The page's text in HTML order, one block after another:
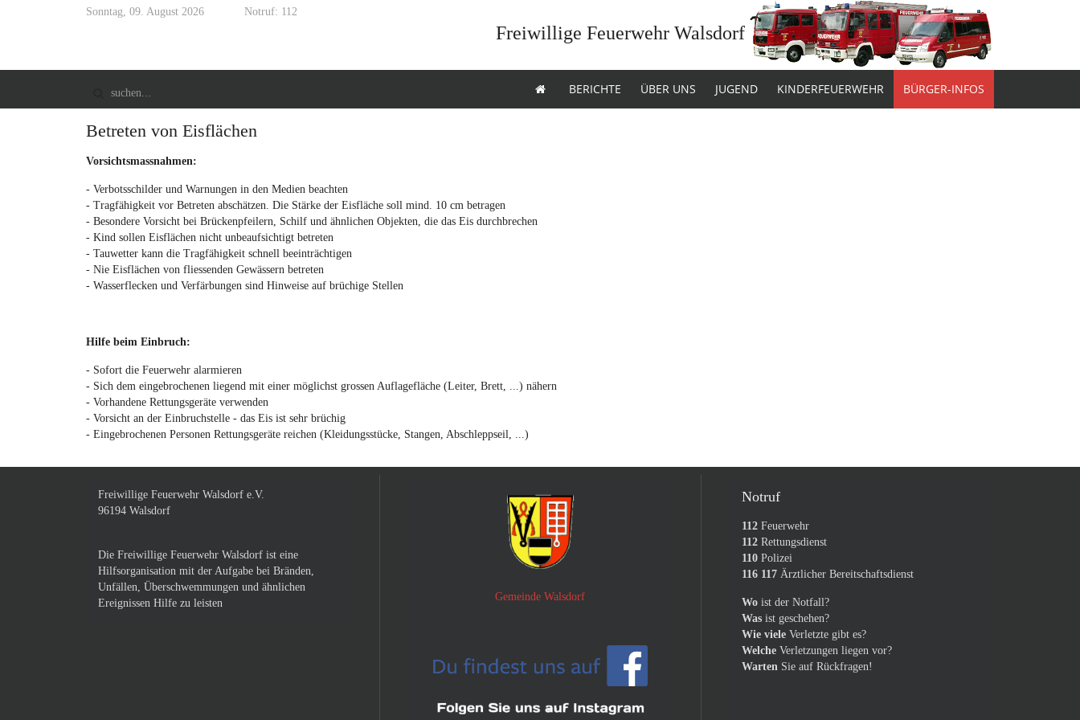
Sonntag, 09. August 2026 Notruf: 112
Freiwillige Feuerwehr Walsdorf
BERICHTE ÜBER UNS JUGEND KINDERFEUERWEHR BÜRGER-INFOS
Betreten von Eisflächen
Vorsichtsmassnahmen:
- Verbotsschilder und Warnungen in den Medien beachten
- Tragfähigkeit vor Betreten abschätzen. Die Stärke der Eisfläche soll mind. 10 cm betragen
- Besondere Vorsicht bei Brückenpfeilern, Schilf und ähnlichen Objekten, die das Eis durchbrechen
- Kind sollen Eisflächen nicht unbeaufsichtigt betreten
- Tauwetter kann die Tragfähigkeit schnell beeinträchtigen
- Nie Eisflächen von fliessenden Gewässern betreten
- Wasserflecken und Verfärbungen sind Hinweise auf brüchige Stellen
Hilfe beim Einbruch:
- Sofort die Feuerwehr alarmieren
- Sich dem eingebrochenen liegend mit einer möglichst grossen Auflagefläche (Leiter, Brett, ...) nähern
- Vorhandene Rettungsgeräte verwenden
- Vorsicht an der Einbruchstelle - das Eis ist sehr brüchig
- Eingebrochenen Personen Rettungsgeräte reichen (Kleidungsstücke, Stangen, Abschleppseil, ...)
Freiwillige Feuerwehr Walsdorf e.V.
96194 Walsdorf
Die Freiwillige Feuerwehr Walsdorf ist eine
Hilfsorganisation mit der Aufgabe bei Bränden,
Unfällen, Überschwemmungen und ähnlichen
Ereignissen Hilfe zu leisten
Gemeinde Walsdorf
Notruf
112Feuerwehr
112Rettungsdienst
110Polizei
116 117Ärztlicher Bereitschaftsdienst
Woist der Notfall?
Wasist geschehen?
Wie vieleVerletzte gibt es?
WelcheVerletzungen liegen vor?
WartenSie auf Rückfragen!